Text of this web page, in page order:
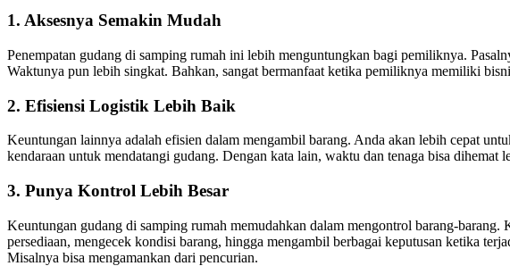
1. Aksesnya Semakin Mudah
Penempatan gudang di samping rumah ini lebih menguntungkan bagi pemiliknya.
Waktunya pun lebih singkat. Bahkan, sangat bermanfaat ketika pemiliknya memiliki
2. Efisiensi Logistik Lebih Baik
Keuntungan lainnya adalah efisien dalam mengambil barang. Anda akan lebih cepat
kendaraan untuk mendatangi gudang. Dengan kata lain, waktu dan tenaga bisa dihemat
3. Punya Kontrol Lebih Besar
Keuntungan gudang di samping rumah memudahkan dalam mengontrol barang-
persediaan, mengecek kondisi barang, hingga mengambil berbagai keputusan ketika
Misalnya bisa mengamankan dari pencurian.